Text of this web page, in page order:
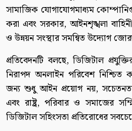
সামাজিক যোগাযোগমাধ্যম
করা এবং সরকার, আইনশৃঙ্খলা বাহিনী,
ও উন্নয়ন সংস্থার সমন্বিত উদ্যোগ
প্রতিবেদনটি বলছে, ডিজিটাল
নিরাপদ অনলাইন পরিবেশ
জন্য শুধু আইন প্রয়োগ নয়, সচেতনতা
এবং রাষ্ট্র, পরিবার ও সমাজের
ডিজিটাল সহিংসতা প্রতিরোধের